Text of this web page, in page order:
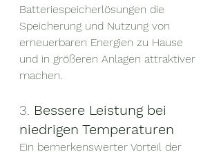
Batteriespeicherlösungen die
Speicherung und Nutzung von
erneuerbaren Energien zu Hause
und in größeren Anlagen attraktiver
machen.
3. Bessere Leistung bei
niedrigen Temperaturen
Ein bemerkenswerter Vorteil der